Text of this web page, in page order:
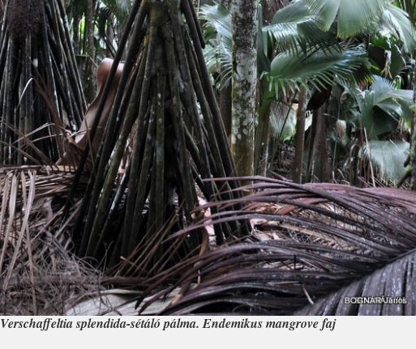
Verschaffeltia splendida-sétáló pálma. Endemikus mangrove faj